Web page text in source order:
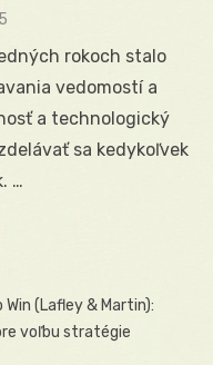
rokoch stalo
vedomostí a
a technologický
sa kedykoľvek
…
(Lafley & Martin):
voľbu stratégie